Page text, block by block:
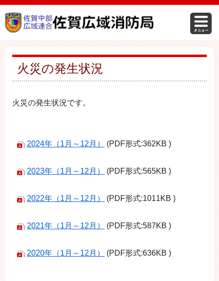
火災の発生状況
火災の発生状況です。
2024年（1月～12月） (PDF形式:362KB )
2023年（1月～12月） (PDF形式:565KB )
2022年（1月～12月） (PDF形式:1011KB )
2021年（1月～12月） (PDF形式:587KB )
2020年（1月～12月） (PDF形式:636KB )